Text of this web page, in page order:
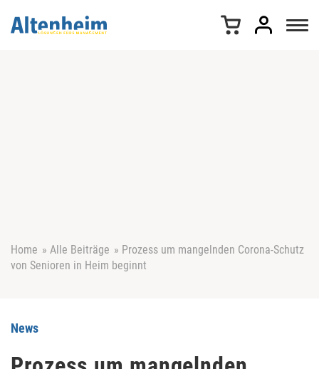
Home » Alle Beiträge » Prozess um mangelnden Corona-Schutz
von Senioren in Heim beginnt
News